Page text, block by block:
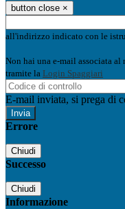
button close ×
all'indirizzo indicato con le
Non hai una e-mail associata al
tramite la Login Spaggiari
E-mail inviata, si prega di
Errore
Chiudi
Successo
Chiudi
Informazione